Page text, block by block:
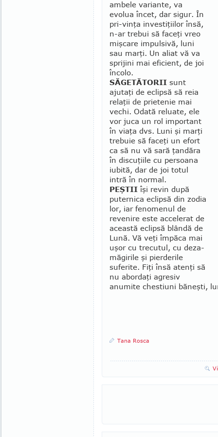
ambele variante, va
evolua încet, dar sigur. În
pri-vinţa investiţiilor însă,
n-ar trebui să faceţi vreo
mişcare impulsivă, luni
sau marţi. Un aliat vă va
sprijini mai eficient, de joi
încolo.
SĂGETĂTORII sunt
ajutaţi de eclipsă să reia
relaţii de prietenie mai
vechi. Odată reluate, ele
vor juca un rol important
în viaţa dvs. Luni şi marţi
trebuie să faceţi un efort
ca să nu vă sară ţandăra
în discuţiile cu persoana
iubită, dar de joi totul
intră în normal.
PEŞTII îşi revin după
puternica eclipsă din zodia
lor, iar fenomenul de
revenire este ac­celerat de
această eclipsă blândă de
Lună. Vă veţi împăca mai
uşor cu trecutul, cu de­za­
măgirile şi pierderile
suferite. Fiţi însă atenţi să
nu abordaţi agresiv
anumite chestiuni băneşti,
Tana Rosca